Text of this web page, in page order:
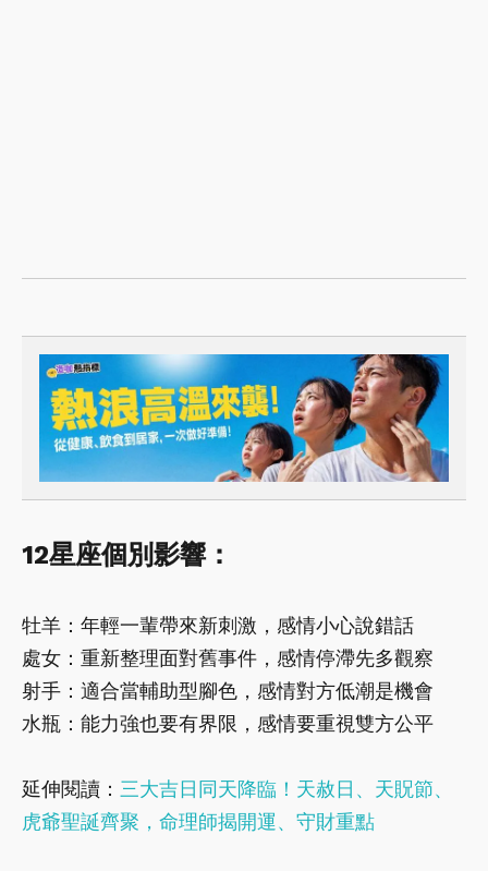
12星座個別影響：
牡羊：年輕一輩帶來新刺激，感情小心說錯話
處女：重新整理面對舊事件，感情停滯先多觀察
射手：適合當輔助型腳色，感情對方低潮是機會
水瓶：能力強也要有界限，感情要重視雙方公平
延伸閱讀： 三大吉日同天降臨！天赦日、天貺節、
虎爺聖誕齊聚，命理師揭開運、守財重點